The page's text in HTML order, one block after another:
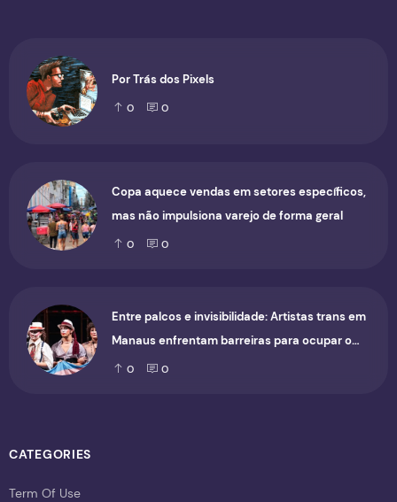
Por Trás dos Pixels
0 0
Copa aquece vendas em setores específicos,
mas não impulsiona varejo de forma geral
0 0
Entre palcos e invisibilidade: Artistas trans em
Manaus enfrentam barreiras para ocupar o
cenário cultural
0 0
CATEGORIES
Term Of Use